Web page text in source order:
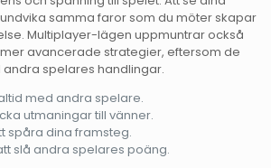
samma faror som du möter skapar
Multiplayer-lägen uppmuntrar också
avancerade strategier, eftersom de
spelares handlingar.
med andra spelare.
utmaningar till vänner.
spåra dina framsteg.
slå andra spelares poäng.